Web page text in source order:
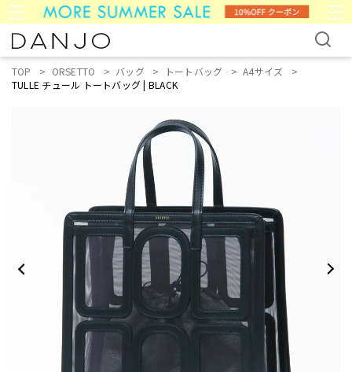
TOP ORSETTO バッグ トートバッグ
A4サイズ
TULLE チュール トートバッグ | BLACK